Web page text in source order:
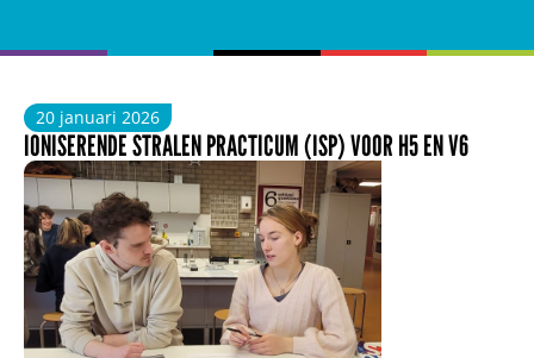
20 januari 2026
IONISERENDE STRALEN PRACTICUM (ISP) VOOR H5 EN V6